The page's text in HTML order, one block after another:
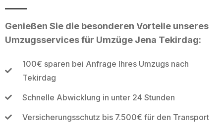
Genießen Sie die besonderen Vorteile unseres
Umzugsservices für Umzüge Jena Tekirdag:
100€ sparen bei Anfrage Ihres Umzugs nach
Tekirdag
Schnelle Abwicklung in unter 24 Stunden
Versicherungsschutz bis 7.500€ für den Transport